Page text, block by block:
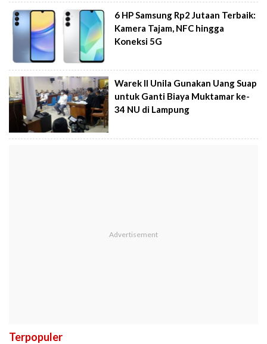
6 HP Samsung Rp2 Jutaan Terbaik:
Kamera Tajam, NFC hingga
Koneksi 5G
Warek II Unila Gunakan Uang Suap
untuk Ganti Biaya Muktamar ke-
34 NU di Lampung
Terpopuler